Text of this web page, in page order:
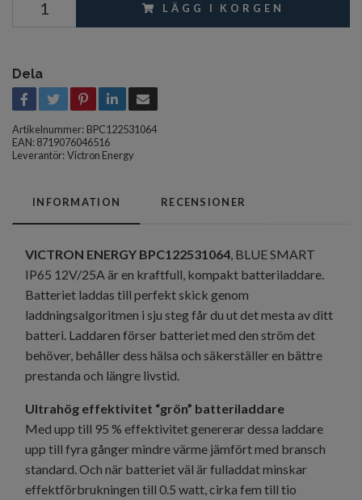
LÄGG I KORGEN
Dela
Artikelnummer: BPC122531064
EAN: 8719076046516
Leverantör:Victron Energy
INFORMATION RECENSIONER
VICTRON ENERGY BPC122531064 , BLUE SMART
IP65 12V/25A är en kraftfull, kompakt batteriladdare.
Batteriet laddas till perfekt skick genom
laddningsalgoritmen i sju steg får du ut det mesta av ditt
batteri. Laddaren förser batteriet med den ström det
behöver, behåller dess hälsa och säkerställer en bättre
prestanda och längre livstid.
Ultrahög effektivitet “grön” batteriladdare
Med upp till 95 % effektivitet genererar dessa laddare
upp till fyra gånger mindre värme jämfört med bransch
standard. Och när batteriet väl är fulladdat minskar
effektförbrukningen till 0.5 watt, cirka fem till tio